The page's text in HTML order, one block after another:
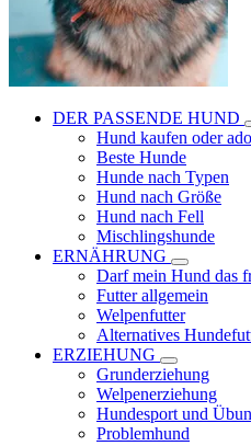
DER PASSENDE HUND
Hund kaufen oder
Beste Hunde
Hunde nach Typen
Hund nach Größe
Hund nach Fell
Mischlingshunde
ERNÄHRUNG
Darf mein Hund das
Futter allgemein
Welpenfutter
Alternatives
ERZIEHUNG
Grunderziehung
Welpenerziehung
Hundesport und
Problemhund